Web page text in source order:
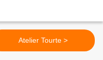
Atelier Tourte >